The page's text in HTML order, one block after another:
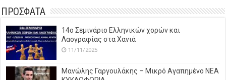
ΠΡΟΣΦΑΤΑ
14o Σεμινάριο Ελληνικών χορών και
Λαογραφίας στα Χανιά
11/11/2025
Μανώλης Γαργουλάκης – Μικρό Αγαπημένο NEΑ